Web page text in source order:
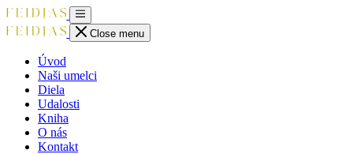
Close menu
Úvod
Naši umelci
Diela
Udalosti
Kniha
O nás
Kontakt